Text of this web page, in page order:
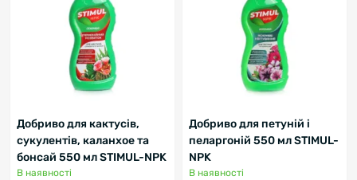
Добриво для кактусів,
сукулентів, каланхое та
бонсай 550 мл STIMUL-NPK
В наявності
Добриво для петуній і
пеларгоній 550 мл STIMUL-
NPK
В наявності